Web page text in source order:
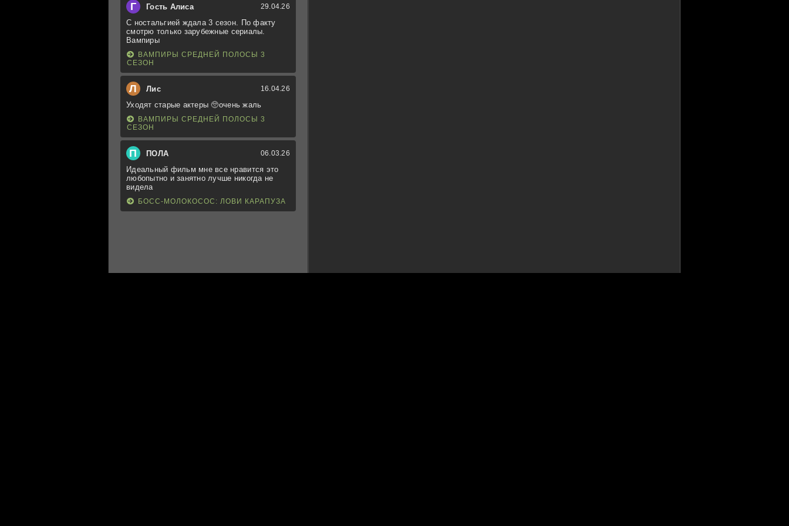
Г Гость Алиса 29.04.26
С ностальгией ждала 3 сезон. По факту
смотрю только зарубежные сериалы.
Вампиры
ВАМПИРЫ СРЕДНЕЙ ПОЛОСЫ 3
СЕЗОН
Л Лис 16.04.26
Уходят старые актеры 🥺очень жаль
ВАМПИРЫ СРЕДНЕЙ ПОЛОСЫ 3
СЕЗОН
П ПОЛА 06.03.26
Идеальный фильм мне все нравится это
любопытно и занятно лучше никогда не
видела
БОСС-МОЛОКОСОС: ЛОВИ КАРАПУЗА